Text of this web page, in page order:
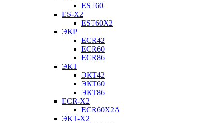
EST60
ES-X2
EST60X2
ЭКР
ECR42
ECR60
ECR86
ЭКТ
ЭКТ42
ЭКТ60
ЭКТ86
ECR-X2
ECR60X2A
ЭКТ-X2